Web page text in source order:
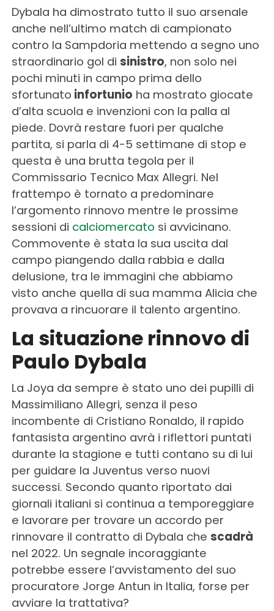
Dybala ha dimostrato tutto il suo arsenale
anche nell’ultimo match di campionato
contro la Sampdoria mettendo a segno uno
straordinario gol di sinistro, non solo nei
pochi minuti in campo prima dello
sfortunato infortunio ha mostrato giocate
d’alta scuola e invenzioni con la palla al
piede. Dovrà restare fuori per qualche
partita, si parla di 4-5 settimane di stop e
questa è una brutta tegola per il
Commissario Tecnico Max Allegri. Nel
frattempo è tornato a predominare
l’argomento rinnovo mentre le prossime
sessioni di calciomercato si avvicinano.
Commovente è stata la sua uscita dal
campo piangendo dalla rabbia e dalla
delusione, tra le immagini che abbiamo
visto anche quella di sua mamma Alicia che
provava a rincuorare il talento argentino.
La situazione rinnovo di
Paulo Dybala
La Joya da sempre è stato uno dei pupilli di
Massimiliano Allegri, senza il peso
incombente di Cristiano Ronaldo, il rapido
fantasista argentino avrà i riflettori puntati
durante la stagione e tutti contano su di lui
per guidare la Juventus verso nuovi
successi. Secondo quanto riportato dai
giornali italiani si continua a temporeggiare
e lavorare per trovare un accordo per
rinnovare il contratto di Dybala che scadrà
nel 2022. Un segnale incoraggiante
potrebbe essere l’avvistamento del suo
procuratore Jorge Antun in Italia, forse per
avviare la trattativa?